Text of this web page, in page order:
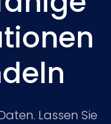
Lassen Sie